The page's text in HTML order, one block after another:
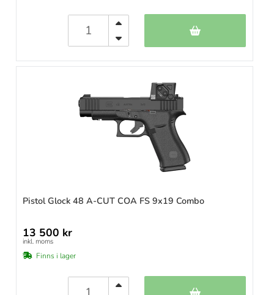
Pistol Glock 48 A-CUT COA FS 9x19 Combo
13 500 kr
inkl. moms
Finns i lager